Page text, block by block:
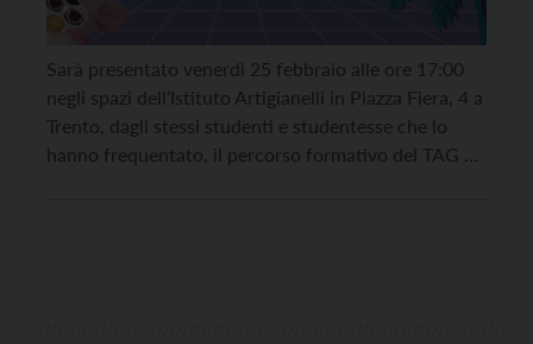
Sarà presentato venerdì 25 febbraio alle ore 17:00
negli spazi dell’Istituto Artigianelli in Piazza Fiera, 4 a
Trento, dagli stessi studenti e studentesse che lo
hanno frequentato, il percorso formativo del TAG –